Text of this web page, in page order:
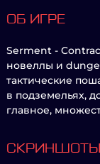
ОБ ИГРЕ
Serment -
новеллы и
тактические
в подземельях,
главное,
СКРИНШОТЫ